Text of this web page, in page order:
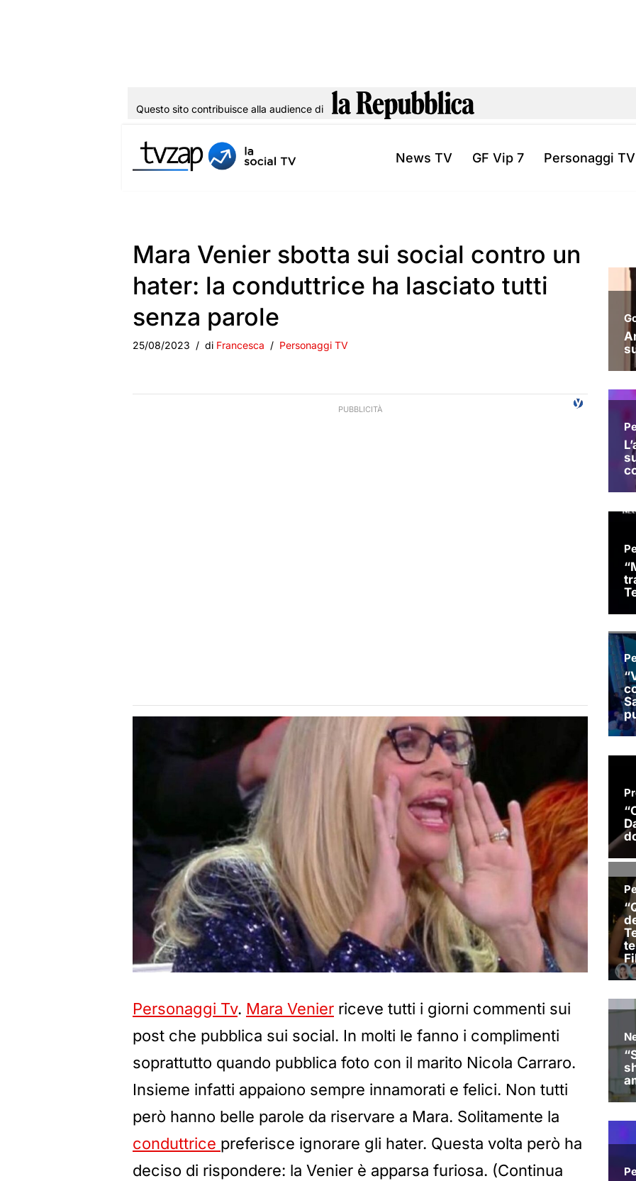
al
Questo sito contribuisce alla audience di
News TV GF Vip 7 Personaggi TV
Mara Venier sbotta sui social contro un
hater: la conduttrice ha lasciato tutti
senza parole
25/08/2023 di Francesca Personaggi TV
Personaggi Tv. Mara Venier riceve tutti i giorni commenti sui
post che pubblica sui social. In molti le fanno i complimenti
soprattutto quando pubblica foto con il marito Nicola Carraro.
Insieme infatti appaiono sempre innamorati e felici. Non tutti
però hanno belle parole da riservare a Mara. Solitamente la
conduttrice preferisce ignorare gli hater. Questa volta però ha
deciso di rispondere: la Venier è apparsa furiosa. (Continua